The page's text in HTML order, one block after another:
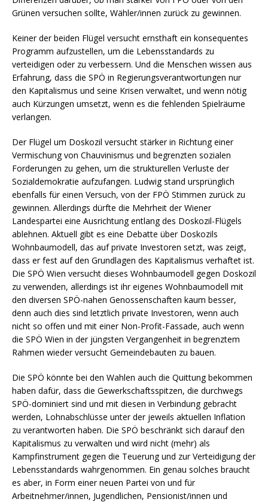
Grünen versuchen sollte, Wähler/innen zurück zu gewinnen.
Keiner der beiden Flügel versucht ernsthaft ein konsequentes
Programm aufzustellen, um die Lebensstandards zu
verteidigen oder zu verbessern. Und die Menschen wissen aus
Erfahrung, dass die SPÖ in Regierungsverantwortungen nur
den Kapitalismus und seine Krisen verwaltet, und wenn nötig
auch Kürzungen umsetzt, wenn es die fehlenden Spielräume
verlangen.
Der Flügel um Doskozil versucht stärker in Richtung einer
Vermischung von Chauvinismus und begrenzten sozialen
Forderungen zu gehen, um die strukturellen Verluste der
Sozialdemokratie aufzufangen. Ludwig stand ursprünglich
ebenfalls für einen Versuch, von der FPÖ Stimmen zurück zu
gewinnen. Allerdings dürfte die Mehrheit der Wiener
Landespartei eine Ausrichtung entlang des Doskozil-Flügels
ablehnen. Aktuell gibt es eine Debatte über Doskozils
Wohnbaumodell, das auf private Investoren setzt, was zeigt,
dass er fest auf den Grundlagen des Kapitalismus verhaftet ist.
Die SPÖ Wien versucht dieses Wohnbaumodell gegen Doskozil
zu verwenden, allerdings ist ihr eigenes Wohnbaumodell mit
den diversen SPÖ-nahen Genossenschaften kaum besser,
denn auch dies sind letztlich private Investoren, wenn auch
nicht so offen und mit einer Non-Profit-Fassade, auch wenn
die SPÖ Wien in der jüngsten Vergangenheit in begrenztem
Rahmen wieder versucht Gemeindebauten zu bauen.
Die SPÖ könnte bei den Wahlen auch die Quittung bekommen
haben dafür, dass die Gewerkschaftsspitzen, die durchwegs
SPÖ-dominiert sind und mit diesen in Verbindung gebracht
werden, Lohnabschlüsse unter der jeweils aktuellen Inflation
zu verantworten haben. Die SPÖ beschränkt sich darauf den
Kapitalismus zu verwalten und wird nicht (mehr) als
Kampfinstrument gegen die Teuerung und zur Verteidigung der
Lebensstandards wahrgenommen. Ein genau solches braucht
es aber, in Form einer neuen Partei von und für
Arbeitnehmer/innen, Jugendlichen, Pensionist/innen und